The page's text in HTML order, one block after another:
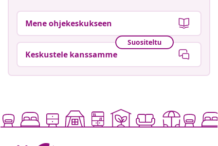
Mene ohjekeskukseen
Suositeltu
Keskustele kanssamme